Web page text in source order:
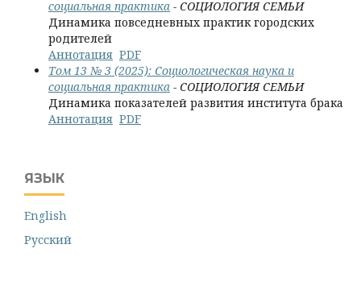
социальная практика - СОЦИОЛОГИЯ СЕМЬИ
Динамика повседневных практик городских
родителей
Аннотация PDF
Том 13 № 3 (2025): Социологическая наука и
социальная практика - СОЦИОЛОГИЯ СЕМЬИ
Динамика показателей развития института брака
Аннотация PDF
ЯЗЫК
English
Русский